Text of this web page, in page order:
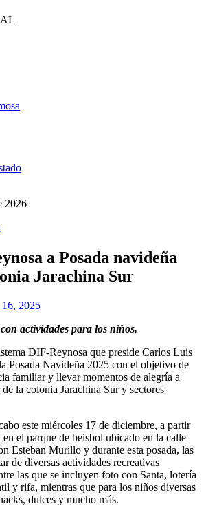
2026
a Posada navideña
Jarachina Sur
2025
actividades para los niños.
DIF-Reynosa que preside Carlos Luis
Posada Navideña 2025 con el objetivo de
familiar y llevar momentos de alegría a
la colonia Jarachina Sur y sectores
este miércoles 17 de diciembre, a partir
en el parque de beisbol ubicado en la calle
Esteban Murillo y durante esta posada, las
de diversas actividades recreativas
las que se incluyen foto con Santa, lotería
y rifa, mientras que para los niños diversas
dulces y mucho más.